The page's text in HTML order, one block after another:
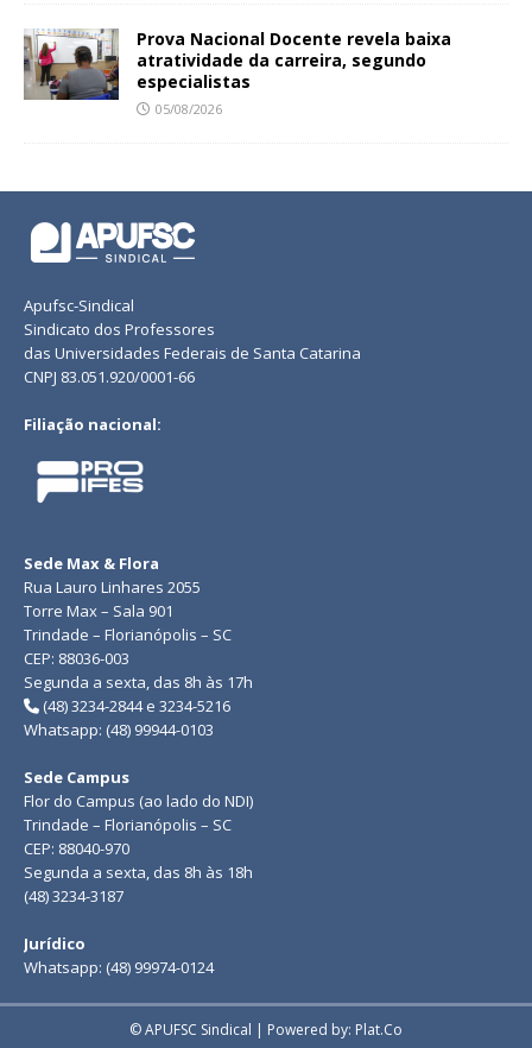
Prova Nacional Docente revela baixa
atratividade da carreira, segundo
especialistas
05/08/2026
Apufsc-Sindical
Sindicato dos Professores
das Universidades Federais de Santa Catarina
CNPJ 83.051.920/0001-66
Filiação nacional:
Sede Max & Flora
Rua Lauro Linhares 2055
Torre Max – Sala 901
Trindade – Florianópolis – SC
CEP: 88036-003
Segunda a sexta, das 8h às 17h
(48) 3234-2844 e 3234-5216
Whatsapp: (48) 99944-0103
Sede Campus
Flor do Campus (ao lado do NDI)
Trindade – Florianópolis – SC
CEP: 88040-970
Segunda a sexta, das 8h às 18h
(48) 3234-3187
Jurídico
Whatsapp: (48) 99974-0124
© APUFSC Sindical | Powered by: Plat.Co